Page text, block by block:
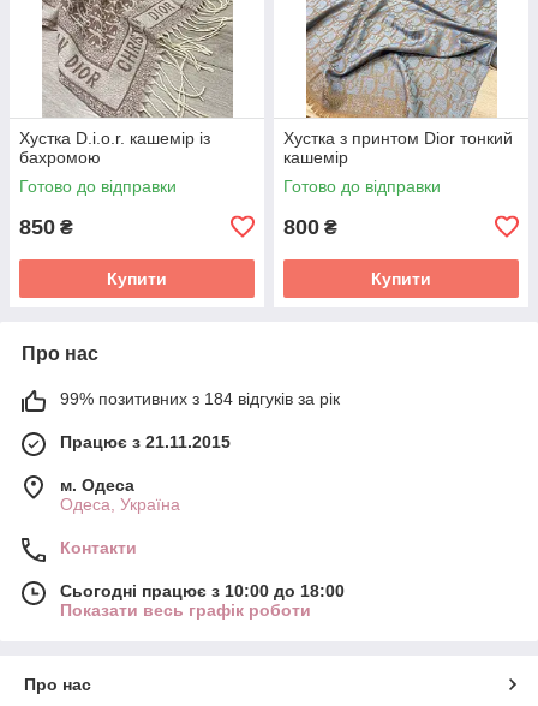
Хустка D.i.o.r. кашемір із
бахромою
Готово до відправки
850 ₴
Купити
Хустка з принтом Dior тонкий
кашемір
Готово до відправки
800 ₴
Купити
Про нас
99% позитивних з 184 відгуків за рік
Працює з 21.11.2015
м. Одеса
Одеса, Україна
Контакти
Сьогодні працює з 10:00 до 18:00
Показати весь графік роботи
Про нас